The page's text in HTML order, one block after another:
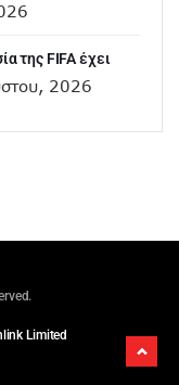
της FIFA έχει
2026
Limited